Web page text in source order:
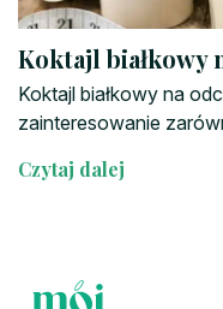
Koktajl białkowy
Koktajl białkowy na
zainteresowanie
Czytaj dalej